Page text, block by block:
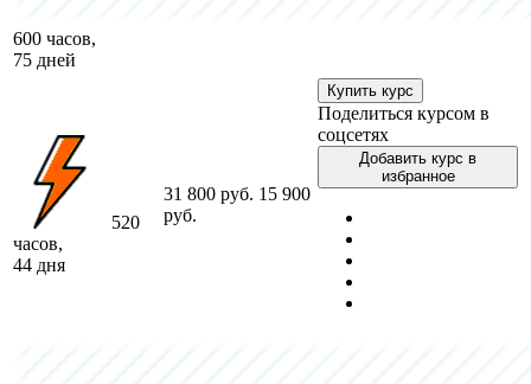
600 часов,
75 дней
520
часов,
44 дня
31 800 руб. 15 900
руб.
Купить курс
Поделиться курсом в
соцсетях
Добавить курс в
избранное